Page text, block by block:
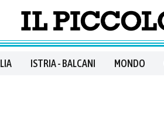
ISTRIA - BALCANI MONDO